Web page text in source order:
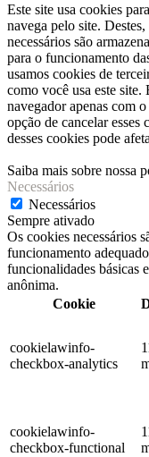
Este site usa cookies
navega pelo site.
necessários são
para o funcionamento
usamos cookies de
como você usa este site.
navegador apenas com
opção de cancelar esses
desses cookies pode
Saiba mais sobre nossa
Necessários
Necessários
Sempre ativado
Os cookies necessários
funcionamento
funcionalidades básicas
anônima.
Cookie
cookielawinfo-
checkbox-analytics
cookielawinfo-
checkbox-functional